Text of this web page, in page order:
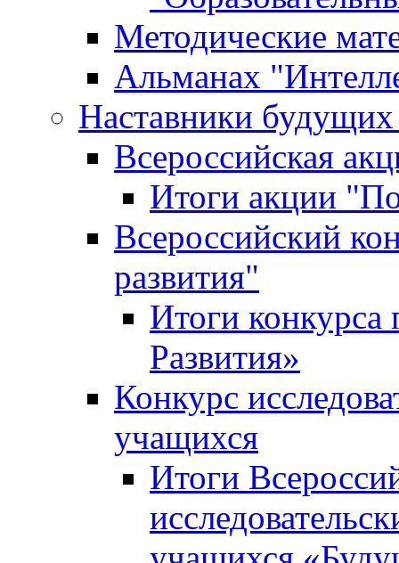
Методические
Альманах
Наставники
Всероссийская
Итоги акции
Всероссийский
развития"
Итоги конкурса
Развития»
Конкурс
учащихся
Итоги